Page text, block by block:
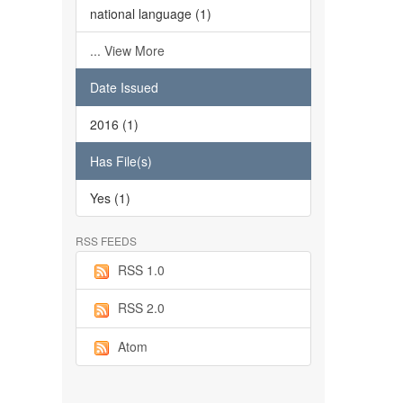
national language (1)
... View More
Date Issued
2016 (1)
Has File(s)
Yes (1)
RSS FEEDS
RSS 1.0
RSS 2.0
Atom